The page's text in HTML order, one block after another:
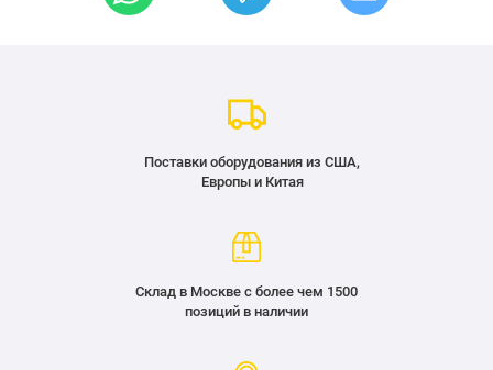
Поставки оборудования из США,
Европы и Китая
Склад в Москве с более чем 1500
позиций в наличии